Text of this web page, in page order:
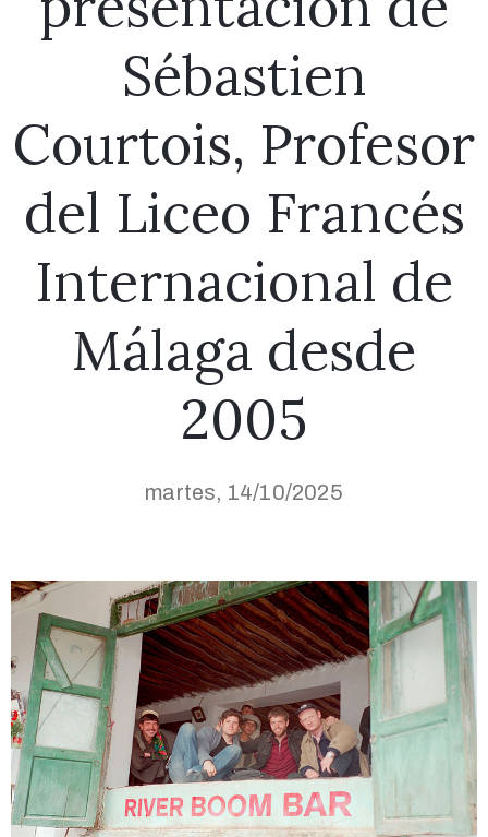
Sébastien
Courtois, Profesor
del Liceo Francés
Internacional de
Málaga desde
2005
martes, 14/10/2025